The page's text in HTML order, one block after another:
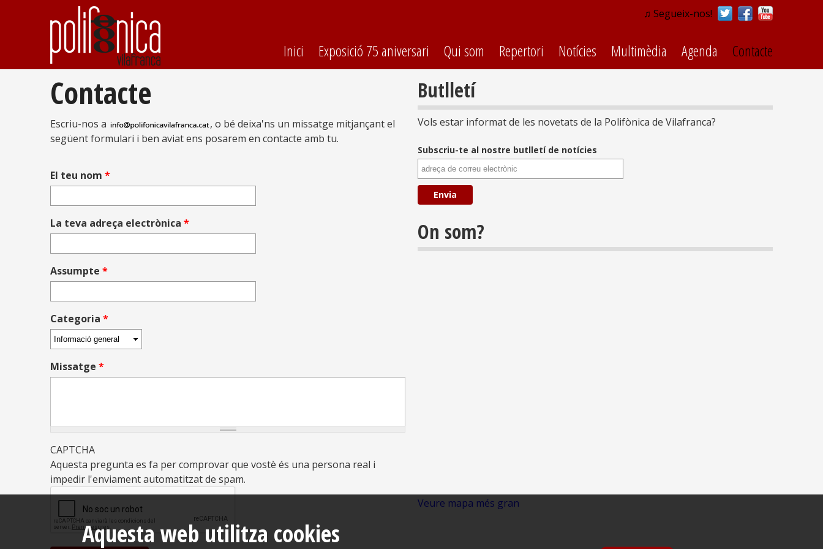
♫ Segueix-nos!
Inici Exposició 75 aniversari Qui som Repertori Notícies Multimèdia Agenda Contacte
Contacte
Escriu-nos a
, o bé deixa'ns un missatge mitjançant el
següent formulari i ben aviat ens posarem en contacte amb tu.
El teu nom *
La teva adreça electrònica *
Assumpte *
Categoria *
Missatge *
CAPTCHA
Aquesta pregunta es fa per comprovar que vostè és una persona real i
impedir l'enviament automatitzat de spam.
Butlletí
Vols estar informat de les novetats de la Polifònica de Vilafranca?
Subscriu-te al nostre butlletí de notícies
On som?
Veure mapa més gran
Aquesta web utilitza cookies